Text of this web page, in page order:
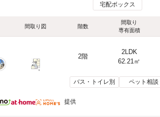
宅配ボックス
間取り図 階数
間取り
専有面積
2階
2LDK
62.21㎡
バス・トイレ別 ペット相談
提供